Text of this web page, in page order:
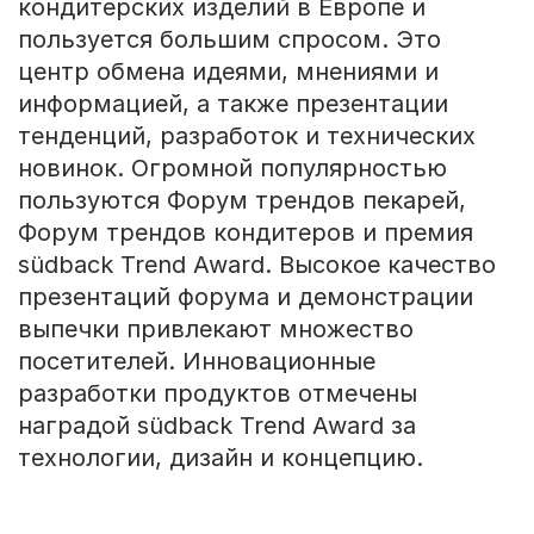
кондитерских изделий в Европе и
пользуется большим спросом. Это
центр обмена идеями, мнениями и
информацией, а также презентации
тенденций, разработок и технических
новинок. Огромной популярностью
пользуются Форум трендов пекарей,
Форум трендов кондитеров и премия
südback Trend Award. Высокое качество
презентаций форума и демонстрации
выпечки привлекают множество
посетителей. Инновационные
разработки продуктов отмечены
наградой südback Trend Award за
технологии, дизайн и концепцию.